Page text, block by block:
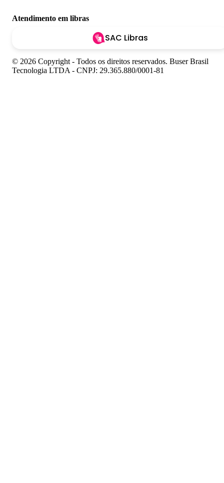
Atendimento em libras
SAC Libras
© 2026 Copyright - Todos os direitos reservados. Buser Brasil
Tecnologia LTDA - CNPJ: 29.365.880/0001-81